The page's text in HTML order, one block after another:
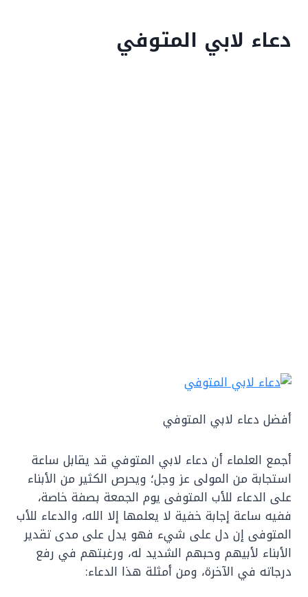
دعاء لابي المتوفي
أفضل دعاء لابي المتوفي
أجمع العلماء أن دعاء لابي المتوفي قد يقابل ساعة
استجابة من المولى عز وجل؛ ويحرص الكثير من الأبناء
على الدعاء للأب المتوفى يوم الجمعة بصفة خاصة،
ففيه ساعة إجابة خفية لا يعلمها إلا الله، والدعاء للأب
المتوفى إن دل على شيء فهو يدل على مدى تقدير
الأبناء لأبيهم وحبهم الشديد له، ورغبتهم في رفع
درجاته في الآخرة، ومن أمثلة هذا الدعاء: